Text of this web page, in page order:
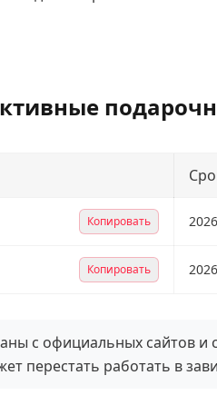
Копировать
Копировать
с официальных сайтов
перестать работать в